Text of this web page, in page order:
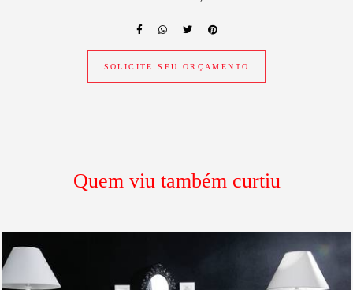
SOLICITE SEU ORÇAMENTO
Quem viu também curtiu